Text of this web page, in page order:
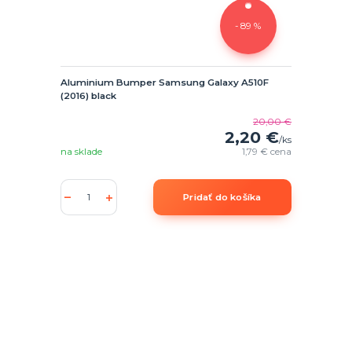
- 89 %
Aluminium Bumper Samsung Galaxy A510F
(2016) black
20,00 €
2,20 €/ks
1,79 €cena
na sklade
Pridať do košíka